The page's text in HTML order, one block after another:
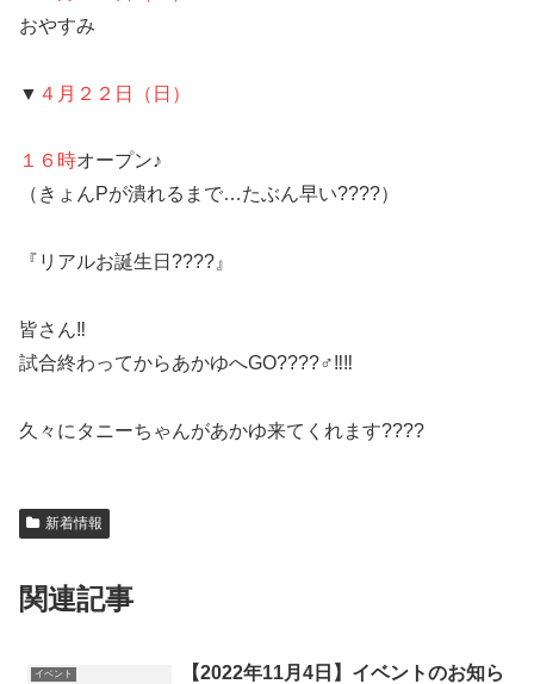
おやすみ
▼ ４月２２日（日）
１６時オープン♪
（きょんPが潰れるまで…たぶん早い????）
『リアルお誕生日????』
皆さん‼️
試合終わってからあかゆへGO????‍♂️‼️‼️
久々にタニーちゃんがあかゆ来てくれます????
新着情報
関連記事
イベント
【2022年11月4日】イベントのお知ら